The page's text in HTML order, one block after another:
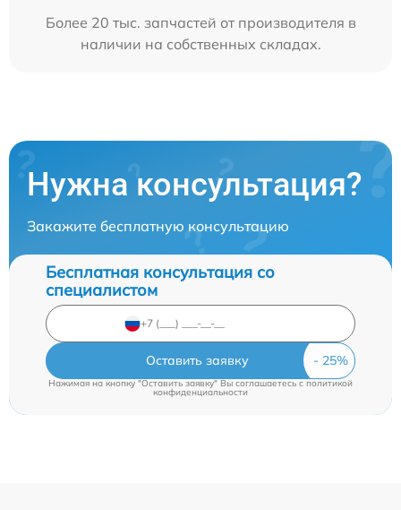
Более 20 тыс. запчастей от производителя в
наличии на собственных складах.
Нужна консультация?
Закажите бесплатную консультацию
Бесплатная консультация со
специалистом
Оставить заявку
Нажимая на кнопку "Оставить заявку" Вы соглашаетесь cполитикой
конфиденциальности